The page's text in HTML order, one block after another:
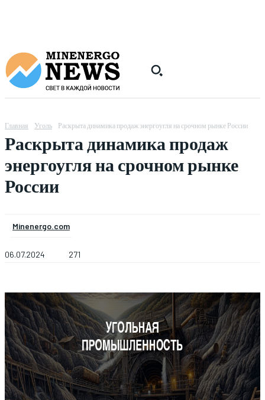
Главная Уголь Раскрыта динамика продаж энергоугля на срочном рынке России
Раскрыта динамика продаж
энергоугля на срочном рынке
России
Minenergo.com
06.07.2024 271